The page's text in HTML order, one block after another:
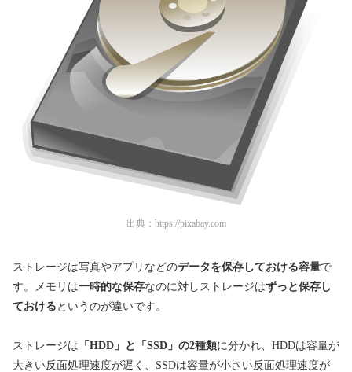
出典： https://pixabay.com
ストレージは写真やアプリなどのデータを保存しておける容量で
す。メモリは一時的な保存なのに対しストレージはずっと保存し
ておける というのが違いです。
ストレージは 「HDD」と「SSD」の2種類に分かれ、HDDは容量が
大きい反面処理速度が遅く、SSDは容量が小さい反面処理速度が